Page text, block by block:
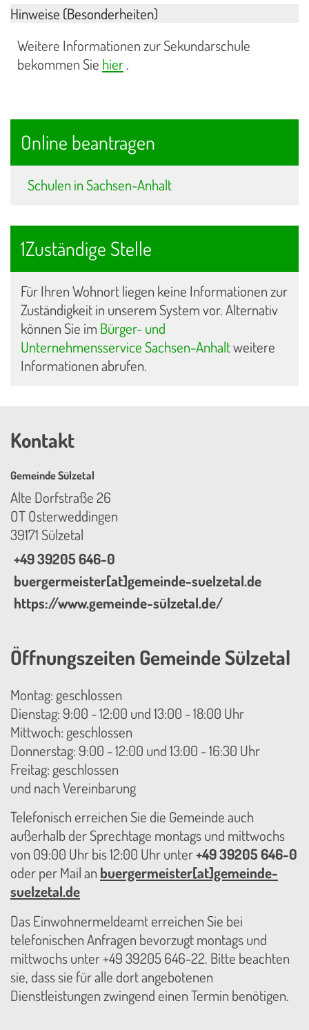
Hinweise (Besonderheiten)
Weitere Informationen zur Sekundarschule
bekommen Sie hier.
Online beantragen
Schulen in Sachsen-Anhalt
1Zuständige Stelle
Für Ihren Wohnort liegen keine Informationen zur
Zuständigkeit in unserem System vor. Alternativ
können Sie im Bürger- und
Unternehmensservice Sachsen-Anhaltweitere
Informationen abrufen.
Kontakt
Gemeinde Sülzetal
Alte Dorfstraße 26
OT Osterweddingen
39171 Sülzetal
+49 39205 646-0
buergermeister[at]gemeinde-suelzetal.de
https://www.gemeinde-sülzetal.de/
Öffnungszeiten Gemeinde Sülzetal
Montag: geschlossen
Dienstag: 9:00 - 12:00 und 13:00 - 18:00 Uhr
Mittwoch: geschlossen
Donnerstag: 9:00 - 12:00 und 13:00 - 16:30 Uhr
Freitag: geschlossen
und nach Vereinbarung
Telefonisch erreichen Sie die Gemeinde auch
außerhalb der Sprechtage montags und mittwochs
von 09:00 Uhr bis 12:00 Uhr unter+49 39205 646-0
oder per Mail an buergermeister[at]gemeinde-
suelzetal.de
Das Einwohnermeldeamt erreichen Sie bei
telefonischen Anfragen bevorzugt montags und
mittwochs unter +49 39205 646-22. Bitte beachten
sie, dass sie für alle dort angebotenen
Dienstleistungen zwingend einen Termin benötigen.